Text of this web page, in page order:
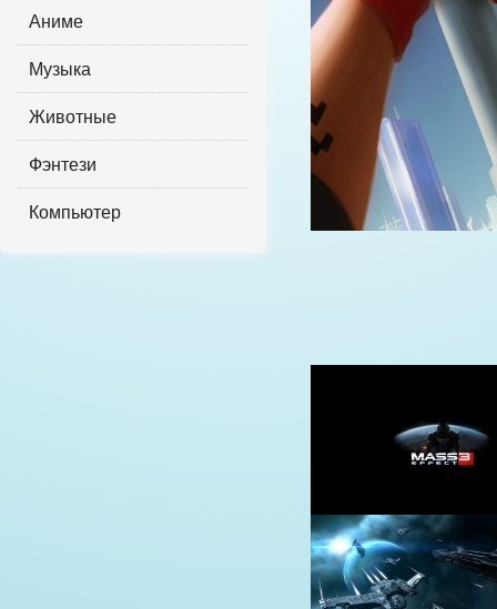
Аниме
Музыка
Животные
Фэнтези
Компьютер